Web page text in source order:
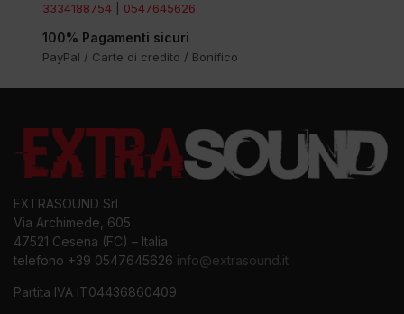
3334188754 0547645626
100% Pagamenti sicuri
PayPal / Carte di credito / Bonifico
EXTRASOUND Srl
Via Archimede, 605
47521 Cesena (FC) – Italia
telefono +39 0547645626 info@extrasound.it
Partita IVA IT04436860409